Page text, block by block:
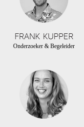
FRANK KUPPER
Onderzoeker & Begeleider